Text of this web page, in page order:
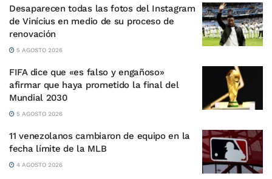
Desaparecen todas las fotos del Instagram
de Vinícius en medio de su proceso de
renovación
5 AGOSTO 2026
FIFA dice que «es falso y engañoso»
afirmar que haya prometido la final del
Mundial 2030
5 AGOSTO 2026
11 venezolanos cambiaron de equipo en la
fecha límite de la MLB
4 AGOSTO 2026